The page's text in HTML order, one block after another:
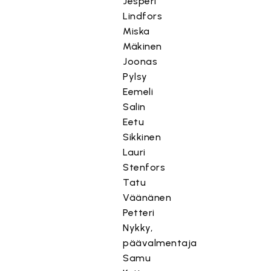
Lindfors
Miska
Mäkinen
Joonas
Pylsy
Eemeli
Salin
Eetu
Sikkinen
Lauri
Stenfors
Tatu
Väänänen
Petteri
Nykky,
päävalmentaja
Samu